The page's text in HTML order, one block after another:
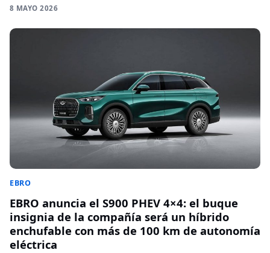
8 MAYO 2026
EBRO
EBRO anuncia el S900 PHEV 4×4: el buque
insignia de la compañía será un híbrido
enchufable con más de 100 km de autonomía
eléctrica